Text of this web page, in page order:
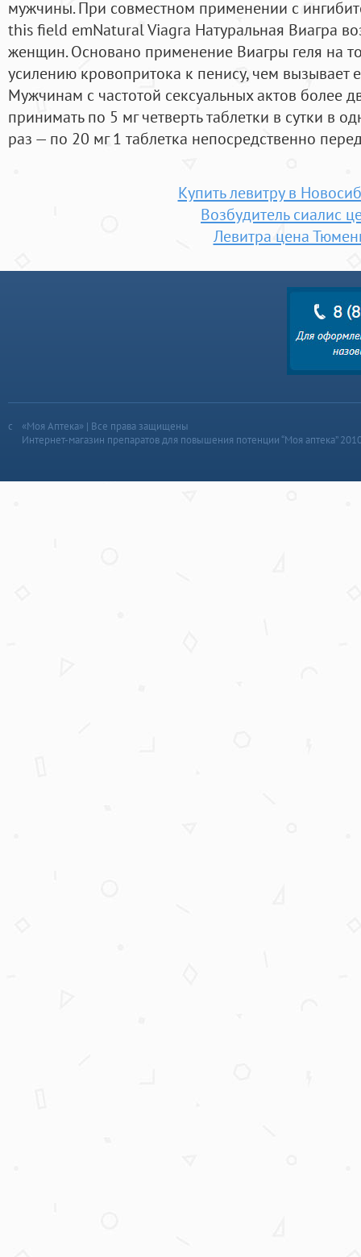
мужчины. При совместном применении с
this field emNatural Viagra Натуральная Виагра
женщин. Основано применение Виагры геля на
усилению кровопритока к пенису, чем вызывает
Мужчинам с частотой сексуальных актов более
принимать по 5 мг четверть таблетки в сутки в
раз — по 20 мг 1 таблетка непосредственно
Купить левитру в
Возбудитель сиалис
Левитра цена
«Моя Аптека» | Все права защищены
Интернет-магазин препаратов для повышения потенции “Моя аптека”